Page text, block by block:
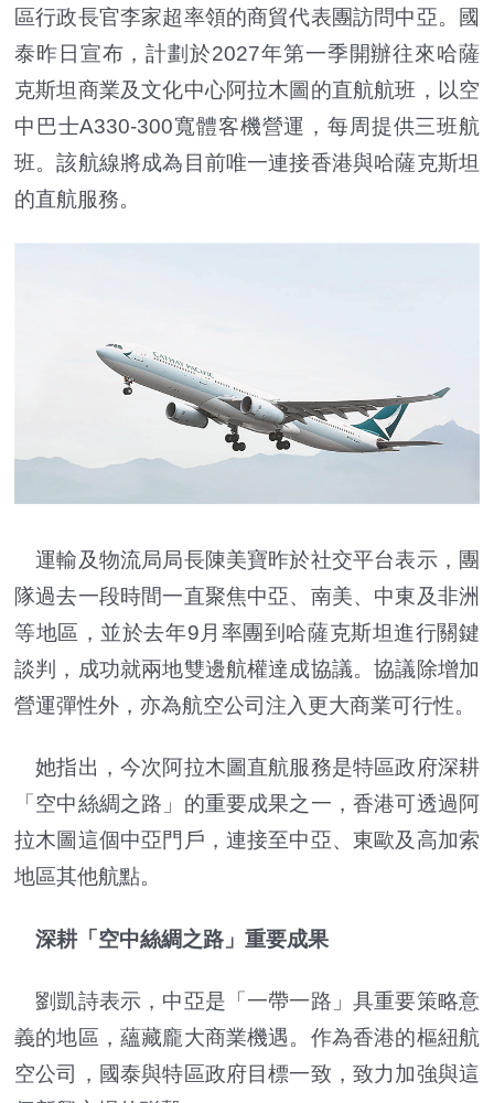
區行政長官李家超率領的商貿代表團訪問中亞。國
泰昨日宣布，計劃於2027年第一季開辦往來哈薩
克斯坦商業及文化中心阿拉木圖的直航航班，以空
中巴士A330-300寬體客機營運，每周提供三班航
班。該航線將成為目前唯一連接香港與哈薩克斯坦
的直航服務。
運輸及物流局局長陳美寶昨於社交平台表示，團
隊過去一段時間一直聚焦中亞、南美、中東及非洲
等地區，並於去年9月率團到哈薩克斯坦進行關鍵
談判，成功就兩地雙邊航權達成協議。協議除增加
營運彈性外，亦為航空公司注入更大商業可行性。
她指出，今次阿拉木圖直航服務是特區政府深耕
「空中絲綢之路」的重要成果之一，香港可透過阿
拉木圖這個中亞門戶，連接至中亞、東歐及高加索
地區其他航點。
深耕「空中絲綢之路」重要成果
劉凱詩表示，中亞是「一帶一路」具重要策略意
義的地區，蘊藏龐大商業機遇。作為香港的樞紐航
空公司，國泰與特區政府目標一致，致力加強與這